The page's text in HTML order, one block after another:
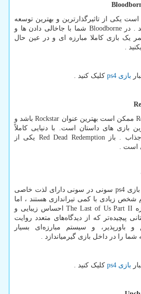
یکی از تاثیرگذارترین و بهترین توسعه
. در Bloodborne شما با جاخالی دادن ها و
یک بازی کاملا مبارزه ای و در عین حال
.
بازی ps4 کلیک کنید .
ممکن است بهترین عنوان Rockstar باشد و
بازی های داستان است. با دنیایی کاملاً
. باز
Red Dead Redemption یکی از
است .
ps4 سونی در سونی دارای لذت خاصی
زیادی با کمی تیراندازی هستند ، اما
The Last of Us Part II احساس زیبایی و
پیچیده‌تر که از دیدگاه‌های متعدد روایت
و باورپذیر، و سیستم مبارزه‌ای بسیار
را در داخل بازی گیرمیاندازد .
بازی ps4 کلیک کنید .